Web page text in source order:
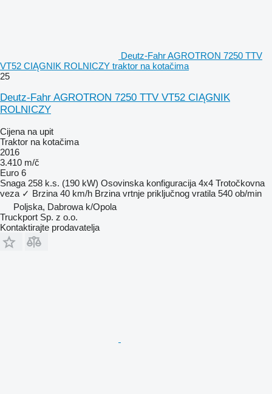
Deutz-Fahr AGROTRON 7250 TTV
VT52 CIĄGNIK ROLNICZY traktor na kotačima
25
Deutz-Fahr AGROTRON 7250 TTV VT52 CIĄGNIK
ROLNICZY
Cijena na upit
Traktor na kotačima
2016
3.410 m/č
Euro 6
Snaga 258 k.s. (190 kW) Osovinska konfiguracija 4x4 Trotočkovna
veza ✓ Brzina 40 km/h Brzina vrtnje priključnog vratila 540 ob/min
Poljska, Dabrowa k/Opola
Truckport Sp. z o.o.
Kontaktirajte prodavatelja